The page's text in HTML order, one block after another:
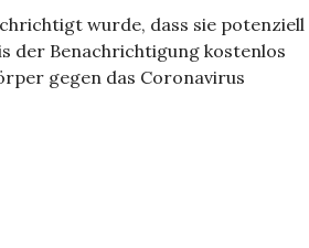
wurde, dass sie potenziell
der Benachrichtigung kostenlos
gegen das Coronavirus